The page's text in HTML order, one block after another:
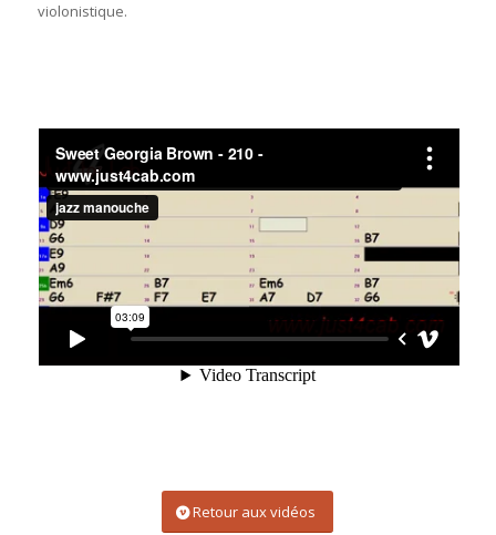
violonistique.
Retour aux vidéos